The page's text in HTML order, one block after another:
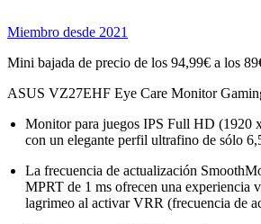
Miembro desde 2021
Mini bajada de precio de los 94,99€ a los
ASUS VZ27EHF Eye Care Monitor
Monitor para juegos IPS Full HD (1920
con un elegante perfil ultrafino de sólo
La frecuencia de actualización
MPRT de 1 ms ofrecen una experiencia
lagrimeo al activar VRR (frecuencia de